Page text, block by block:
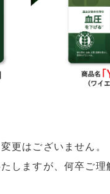
更はございません。
しますが、何卒ご